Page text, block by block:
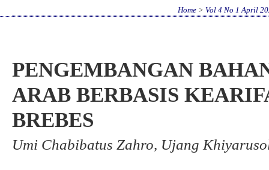
Home> Vol 4 No 1 April
PENGEMBANGAN
ARAB BERBASIS
BREBES
Umi Chabibatus Zahro, Ujang